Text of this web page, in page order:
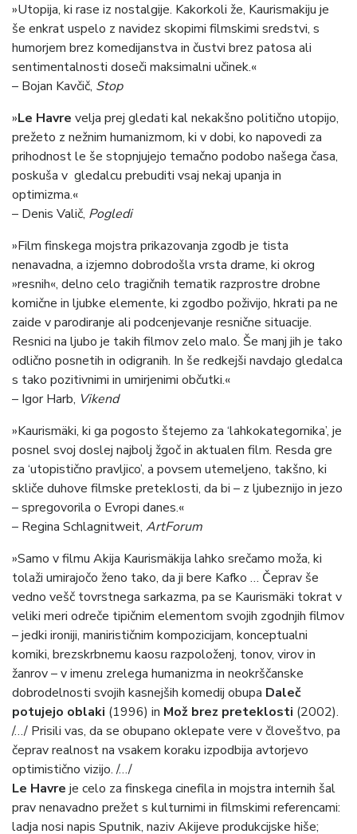
»Utopija, ki rase iz nostalgije. Kakorkoli že, Kaurismakiju je
še enkrat uspelo z navidez skopimi filmskimi sredstvi, s
humorjem brez komedijanstva in čustvi brez patosa ali
sentimentalnosti doseči maksimalni učinek.«
– Bojan Kavčič, Stop
»Le Havre velja prej gledati kal nekakšno politično utopijo,
prežeto z nežnim humanizmom, ki v dobi, ko napovedi za
prihodnost le še stopnjujejo temačno podobo našega časa,
poskuša v gledalcu prebuditi vsaj nekaj upanja in
optimizma.«
– Denis Valič, Pogledi
»Film finskega mojstra prikazovanja zgodb je tista
nenavadna, a izjemno dobrodošla vrsta drame, ki okrog
»resnih«, delno celo tragičnih tematik razprostre drobne
komične in ljubke elemente, ki zgodbo poživijo, hkrati pa ne
zaide v parodiranje ali podcenjevanje resnične situacije.
Resnici na ljubo je takih filmov zelo malo. Še manj jih je tako
odlično posnetih in odigranih. In še redkejši navdajo gledalca
s tako pozitivnimi in umirjenimi občutki.«
– Igor Harb, Vikend
»Kaurismäki, ki ga pogosto štejemo za ‘lahkokategornika’, je
posnel svoj doslej najbolj žgoč in aktualen film. Resda gre
za ‘utopistično pravljico’, a povsem utemeljeno, takšno, ki
skliče duhove filmske preteklosti, da bi – z ljubeznijo in jezo
– spregovorila o Evropi danes.«
– Regina Schlagnitweit, ArtForum
»Samo v filmu Akija Kaurismäkija lahko srečamo moža, ki
tolaži umirajočo ženo tako, da ji bere Kafko … Čeprav še
vedno vešč tovrstnega sarkazma, pa se Kaurismäki tokrat v
veliki meri odreče tipičnim elementom svojih zgodnjih filmov
– jedki ironiji, manirističnim kompozicijam, konceptualni
komiki, brezskrbnemu kaosu razpoloženj, tonov, virov in
žanrov – v imenu zrelega humanizma in neokrščanske
dobrodelnosti svojih kasnejših komedij obupa Daleč
potujejo oblaki (1996) in Mož brez preteklosti (2002).
/…/ Prisili vas, da se obupano oklepate vere v človeštvo, pa
čeprav realnost na vsakem koraku izpodbija avtorjevo
optimistično vizijo. /…/
Le Havre je celo za finskega cinefila in mojstra internih šal
prav nenavadno prežet s kulturnimi in filmskimi referencami:
ladja nosi napis Sputnik, naziv Akijeve produkcijske hiše;